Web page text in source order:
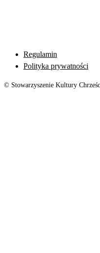
Regulamin
Polityka prywatności
© Stowarzyszenie Kultury